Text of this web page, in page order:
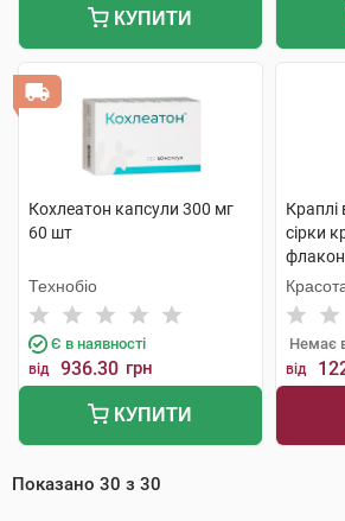
КУПИТИ
Кохлеатон капсули 300 мг
60 шт
Технобіо
Є в наявності
від 936.30 грн
КУПИТИ
Краплі
сірки
флакон
Немає
від
Показано 30 з 30